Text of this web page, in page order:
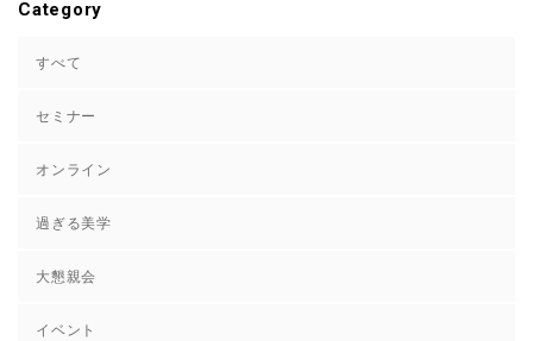
Category
すべて
セミナー
オンライン
過ぎる美学
大懇親会
イベント